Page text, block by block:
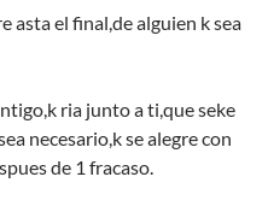
asta el final,de alguien k sea
ria junto a ti,que seke
necesario,k se alegre con
de 1 fracaso.